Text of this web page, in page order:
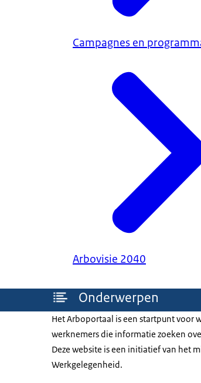
Campagnes en
Arbovisie 2040
Onderwerpen
Het Arboportaal is een startpunt voor
werknemers die informatie zoeken
Deze website is een initiatief van het
Werkgelegenheid.